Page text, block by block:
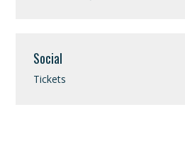
Social
Tickets